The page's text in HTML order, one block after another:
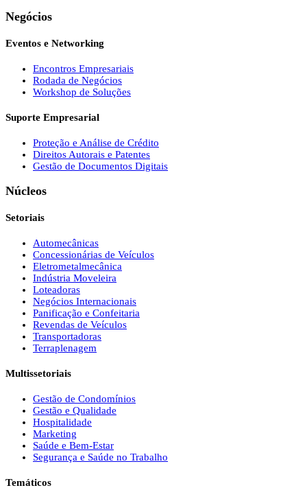
Negócios
Eventos e Networking
Encontros Empresariais
Rodada de Negócios
Workshop de Soluções
Suporte Empresarial
Proteção e Análise de Crédito
Direitos Autorais e Patentes
Gestão de Documentos Digitais
Núcleos
Setoriais
Automecânicas
Concessionárias de Veículos
Eletrometalmecânica
Indústria Moveleira
Loteadoras
Negócios Internacionais
Panificação e Confeitaria
Revendas de Veículos
Transportadoras
Terraplenagem
Multissetoriais
Gestão de Condomínios
Gestão e Qualidade
Hospitalidade
Marketing
Saúde e Bem-Estar
Segurança e Saúde no Trabalho
Temáticos